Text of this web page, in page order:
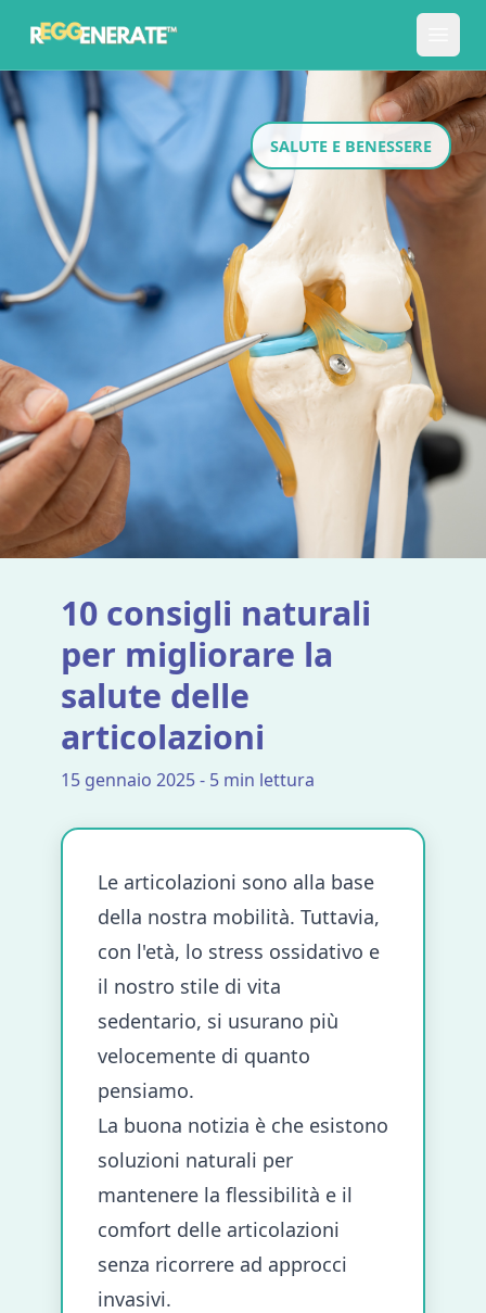
SALUTE E BENESSERE
10 consigli naturali
per migliorare la
salute delle
articolazioni
15 gennaio 2025 - 5 min lettura
Le articolazioni sono alla base
della nostra mobilità. Tuttavia,
con l'età, lo stress ossidativo e
il nostro stile di vita
sedentario, si usurano più
velocemente di quanto
pensiamo.
La buona notizia è che esistono
soluzioni naturali per
mantenere la flessibilità e il
comfort delle articolazioni
senza ricorrere ad approcci
invasivi.